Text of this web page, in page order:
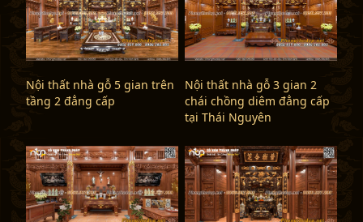
Nội thất nhà gỗ 5 gian trên
tầng 2 đẳng cấp
Nội thất nhà gỗ 3 gian 2
chái chồng diêm đẳng cấp
tại Thái Nguyên